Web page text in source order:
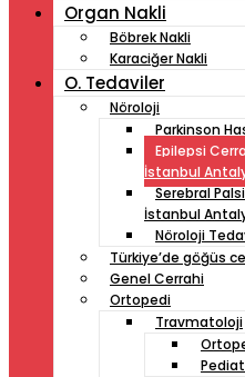
Organ Nakli
Böbrek Nakli
Karaciğer Nakli
O. Tedaviler
Nöroloji
Parkinson
Epilepsi
İstanbul
Serebral
İstanbul
Nöroloji
Türkiye’de göğüs
Genel Cerrahi
Ortopedi
Travmatoloji